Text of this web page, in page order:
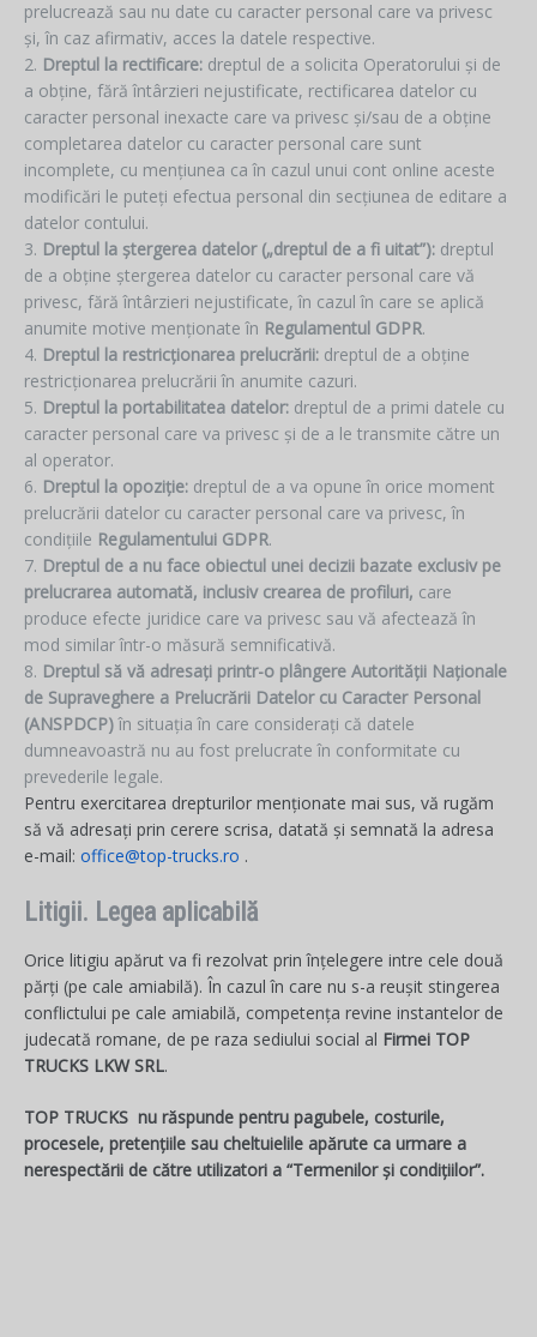
prelucrează sau nu date cu caracter personal care va privesc
și, în caz afirmativ, acces la datele respective.
Dreptul la rectificare: dreptul de a solicita Operatorului și de
a obține, fără întârzieri nejustificate, rectificarea datelor cu
caracter personal inexacte care va privesc și/sau de a obține
completarea datelor cu caracter personal care sunt
incomplete, cu mențiunea ca în cazul unui cont online aceste
modificări le puteți efectua personal din secțiunea de editare a
datelor contului.
Dreptul la ștergerea datelor („dreptul de a fi uitat”): dreptul
de a obține ștergerea datelor cu caracter personal care vă
privesc, fără întârzieri nejustificate, în cazul în care se aplică
anumite motive menționate în Regulamentul GDPR.
Dreptul la restricționarea prelucrării: dreptul de a obține
restricționarea prelucrării în anumite cazuri.
Dreptul la portabilitatea datelor: dreptul de a primi datele cu
caracter personal care va privesc și de a le transmite către un
al operator.
Dreptul la opoziție: dreptul de a va opune în orice moment
prelucrării datelor cu caracter personal care va privesc, în
condițiile Regulamentului GDPR.
Dreptul de a nu face obiectul unei decizii bazate exclusiv pe
prelucrarea automată, inclusiv crearea de profiluri, care
produce efecte juridice care va privesc sau vă afectează în
mod similar într-o măsură semnificativă.
Dreptul să vă adresați printr-o plângere Autorității Naționale
de Supraveghere a Prelucrării Datelor cu Caracter Personal
(ANSPDCP)în situația în care considerați că datele
dumneavoastră nu au fost prelucrate în conformitate cu
prevederile legale.
Pentru exercitarea drepturilor menționate mai sus, vă rugăm
să vă adresați prin cerere scrisa, datată și semnată la adresa
e-mail: office@top-trucks.ro .
Litigii. Legea aplicabilă
Orice litigiu apărut va fi rezolvat prin înțelegere intre cele două
părți (pe cale amiabilă). În cazul în care nu s-a reușit stingerea
conflictului pe cale amiabilă, competența revine instantelor de
judecată romane, de pe raza sediului social al Firmei TOP
TRUCKS LKW SRL.
TOP TRUCKS nu răspunde pentru pagubele, costurile,
procesele, pretențiile sau cheltuielile apărute ca urmare a
nerespectării de către utilizatori a “Termenilor și condițiilor”.